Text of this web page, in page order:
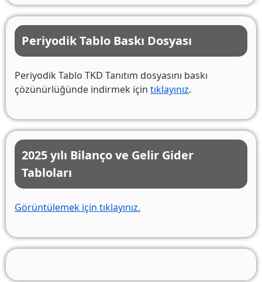
Periyodik Tablo Baskı Dosyası
Periyodik Tablo TKD Tanıtım dosyasını baskı
çözünürlüğünde indirmek için tıklayınız.
2025 yılı Bilanço ve Gelir Gider
Tabloları
Görüntülemek için tıklayınız.